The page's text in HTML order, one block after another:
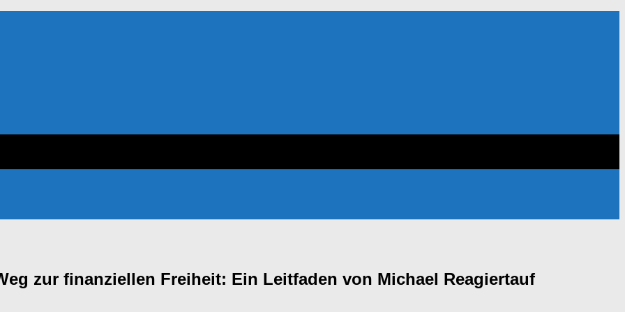
zur finanziellen Freiheit: Ein Leitfaden von Michael Reagiertauf